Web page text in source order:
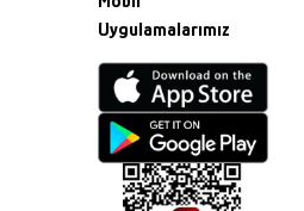
Uygulamalarımız